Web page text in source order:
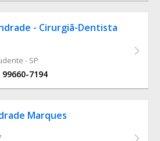
- Cirurgiã-Dentista
- SP
99660-7194
Marques